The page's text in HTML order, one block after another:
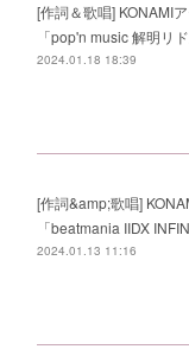
[作詞＆歌唱] KONAMI
「pop'n music 解明リ
2024.01.18 18:39
[作詞&amp;歌唱]
「beatmania IIDX
2024.01.13 11:16